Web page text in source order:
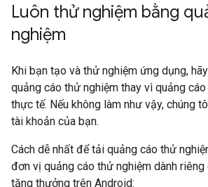
Luôn thử nghiệm bằng
nghiệm
Khi bạn tạo và thử nghiệm ứng dụng,
quảng cáo thử nghiệm thay vì quảng
thực tế. Nếu không làm như vậy, chúng
tài khoản của bạn.
Cách dễ nhất để tải quảng cáo thử
đơn vị quảng cáo thử nghiệm dành
tặng thưởng trên Android: